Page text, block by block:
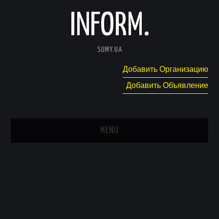
INFORM.
SUMY.UA
Добавить Организацию
Добавить Объявление
MENU